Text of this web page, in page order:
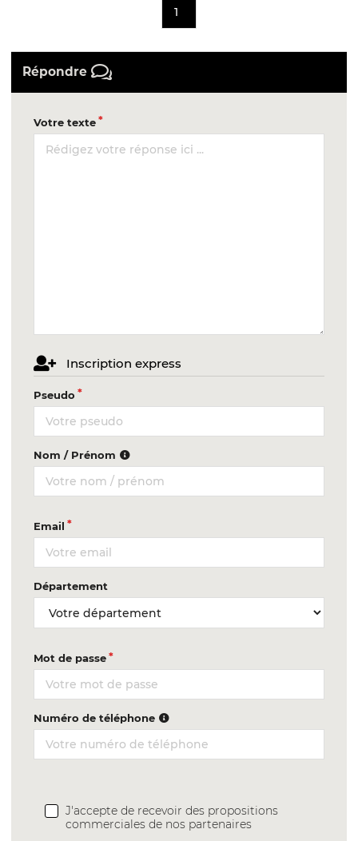
1
Répondre
Votre texte
Inscription express
Pseudo
Nom / Prénom
Email
Département
Mot de passe
Numéro de téléphone
J'accepte de recevoir des propositions
commerciales de nos partenaires